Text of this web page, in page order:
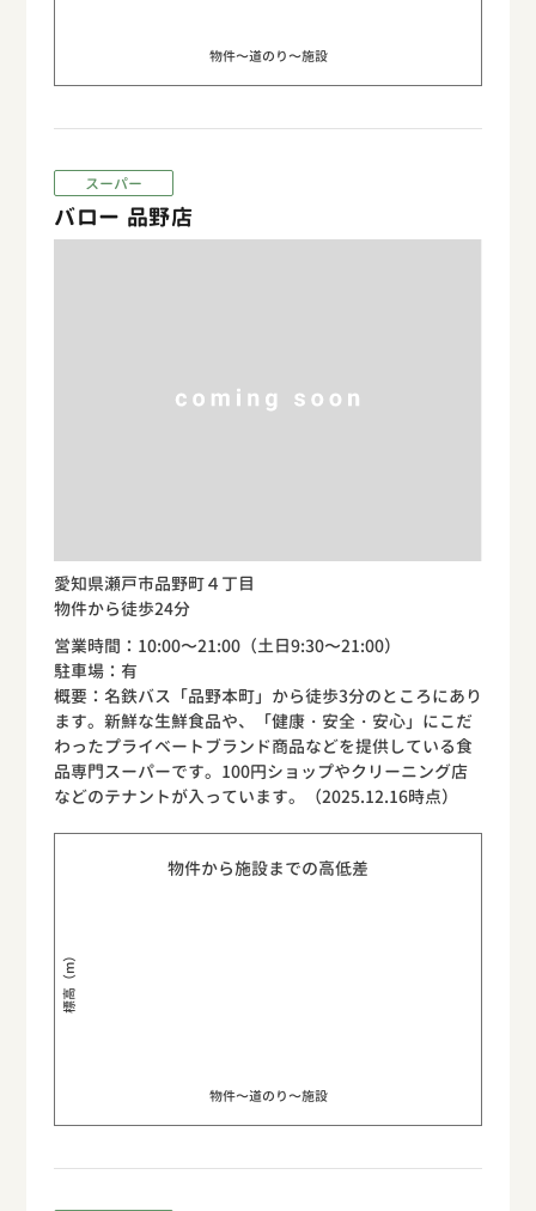
物件〜道のり〜施設
スーパー
バロー 品野店
愛知県瀬戸市品野町４丁目
物件から徒歩24分
営業時間：10:00〜21:00（土日9:30〜21:00）
駐車場：有
概要：名鉄バス「品野本町」から徒歩3分のところにあり
ます。新鮮な生鮮食品や、「健康・安全・安心」にこだ
わったプライベートブランド商品などを提供している食
品専門スーパーです。100円ショップやクリーニング店
などのテナントが入っています。（2025.12.16時点）
物件から施設までの高低差
標高（m）
物件〜道のり〜施設